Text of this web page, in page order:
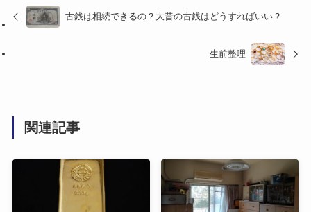
古銭は相続できるの？大昔の古銭はどうすればいい？
生前整理
関連記事